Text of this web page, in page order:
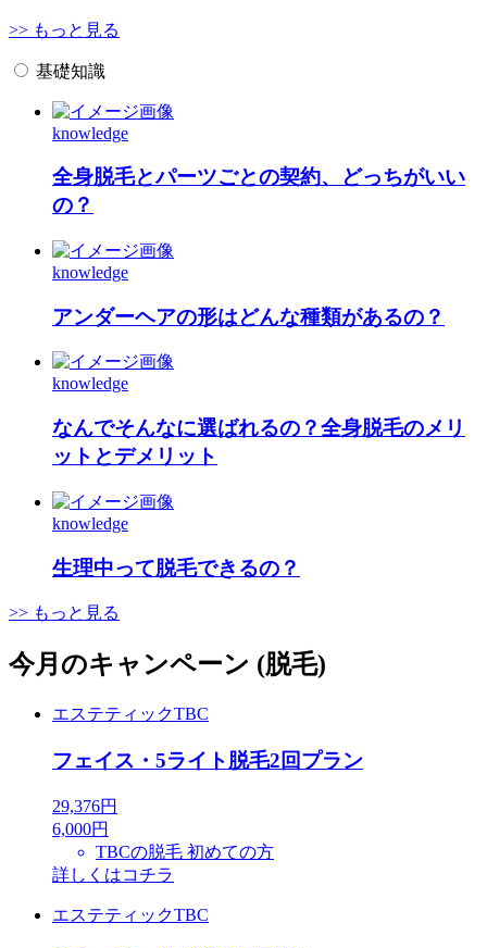
>> もっと見る
基礎知識
knowledge
全身脱毛とパーツごとの契約、どっちがいい
の？
knowledge
アンダーヘアの形はどんな種類があるの？
knowledge
なんでそんなに選ばれるの？全身脱毛のメリ
ットとデメリット
knowledge
生理中って脱毛できるの？
>> もっと見る
今月のキャンペーン (脱毛)
エステティックTBC
フェイス・5ライト脱毛2回プラン
29,376円
6,000円
TBCの脱毛 初めての方
詳しくはコチラ
エステティックTBC